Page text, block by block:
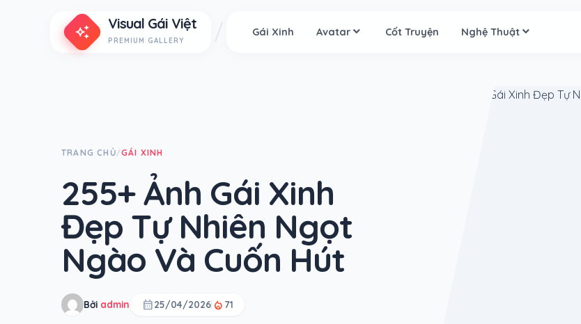
auto_awesome Visual Gái Việt
PREMIUM GALLERY
Gái Xinh Avatar Cốt Truyện Nghệ Thuật
TRANG CHỦ/GÁI XINH
255+ Ảnh Gái Xinh
Đẹp Tự Nhiên Ngọt
Ngào Và Cuốn Hút
Bởi admin calendar_month25/04/2026 local_fire_department 71